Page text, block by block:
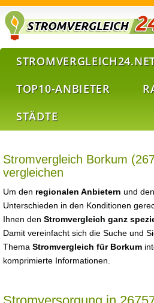
TOP10-ANBIETER
STÄDTE
Stromvergleich Borkum
vergleichen
Um den regionalen Anbietern und
Unterschieden in den Konditionen
Ihnen den Stromvergleich ganz
Damit vereinfacht sich die Suche und
Thema Stromvergleich für Borkum
komprimierte Informationen.